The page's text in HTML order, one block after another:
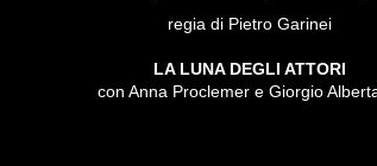
regia di Pietro Garinei
LA LUNA DEGLI ATTORI
con Anna Proclemer e Giorgio